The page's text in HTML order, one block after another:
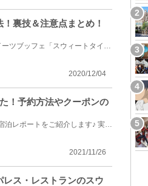
裏技＆注意点まとめ！
東京ディズニーランドのクリスタルパレスレストランで開催中のスイーツブッフェ「スウィートタイムセレ...
2020/12/04
！予約方法やクーポンの
GoToトラベルを利用した東京ディズニーセレブレーションホテルの宿泊レポートをご紹介します♪ 実際にGoT...
2021/11/26
レス・レストランのスウ